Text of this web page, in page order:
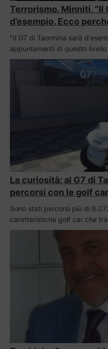
Terrorismo. Minniti, “Il
d’esempio. Ecco
"Il G7 di Taormina sarà
appuntamenti di questo
La curiosità: al G7 di
percorsi con le golf
Sono stati percorsi più di
caratteristiche golf car che